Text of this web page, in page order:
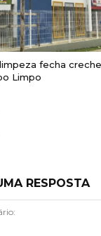
fecha creche
Limpo
RESPOSTA